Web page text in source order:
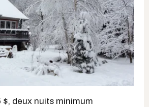
$, deux nuits minimum